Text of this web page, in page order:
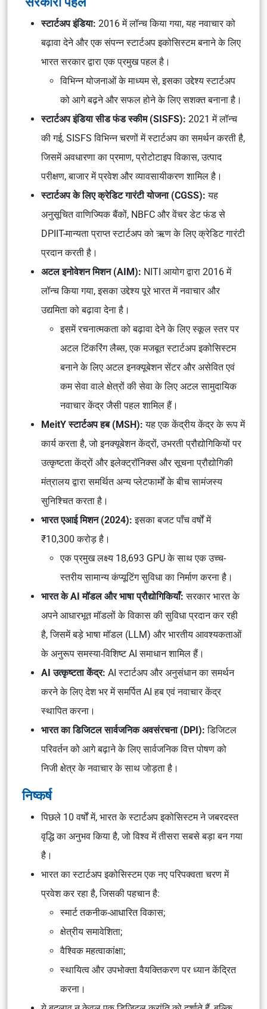
स्टार्टअप इंडिया: 2016 में लॉन्च किया गया, यह नवाचार को
बढ़ावा देने और एक संपन्न स्टार्टअप इकोसिस्टम बनाने के लिए
भारत सरकार द्वारा एक प्रमुख पहल है।
विभिन्न योजनाओं के माध्यम से, इसका उद्देश्य स्टार्टअप
को आगे बढ़ने और सफल होने के लिए सशक्त बनाना है।
स्टार्टअप इंडिया सीड फंड स्कीम (SISFS): 2021 में लॉन्च
की गई, SISFS विभिन्न चरणों में स्टार्टअप का समर्थन करती है,
जिसमें अवधारणा का प्रमाण, प्रोटोटाइप विकास, उत्पाद
परीक्षण, बाजार में प्रवेश और व्यावसायीकरण शामिल है।
स्टार्टअप के लिए क्रेडिट गारंटी योजना (CGSS):यह
अनुसूचित वाणिज्यिक बैंकों, NBFC और वेंचर डेट फंड से
DPIIT-मान्यता प्राप्त स्टार्टअप को ऋण के लिए क्रेडिट गारंटी
प्रदान करती है।
अटल इनोवेशन मिशन (AIM): NITI आयोग द्वारा 2016 में
लॉन्च किया गया, इसका उद्देश्य पूरे भारत में नवाचार और
उद्यमिता को बढ़ावा देना है।
इसमें रचनात्मकता को बढ़ावा देने के लिए स्कूल स्तर पर
अटल टिंकरिंग लैब्स, एक मजबूत स्टार्टअप इकोसिस्टम
बनाने के लिए अटल इनक्यूबेशन सेंटर और असेवित एवं
कम सेवा वाले क्षेत्रों की सेवा के लिए अटल सामुदायिक
नवाचार केंद्र जैसी पहल शामिल हैं।
MeitY स्टार्टअप हब (MSH):यह एक केंद्रीय केंद्र के रूप में
कार्य करता है, जो इनक्यूबेशन केंद्रों, उभरती प्रौद्योगिकियों पर
उत्कृष्टता केंद्रों और इलेक्ट्रॉनिक्स और सूचना प्रौद्योगिकी
मंत्रालय द्वारा समर्थित अन्य प्लेटफार्मों के बीच सामंजस्य
सुनिश्चित करता है।
भारत एआई मिशन (2024):इसका बजट पाँच वर्षों में
₹10,300 करोड़ है।
एक प्रमुख लक्ष्य 18,693 GPU के साथ एक उच्च-
स्तरीय सामान्य कंप्यूटिंग सुविधा का निर्माण करना है।
भारत के AI मॉडल और भाषा प्रौद्योगिकियाँ:सरकार भारत के
अपने आधारभूत मॉडलों के विकास की सुविधा प्रदान कर रही
है, जिसमें बड़े भाषा मॉडल (LLM) और भारतीय आवश्यकताओं
के अनुरूप समस्या-विशिष्ट AI समाधान शामिल हैं।
AI उत्कृष्टता केंद्र: AI स्टार्टअप और अनुसंधान का समर्थन
करने के लिए देश भर में समर्पित AI हब एवं नवाचार केंद्र
स्थापित करना।
भारत का डिजिटल सार्वजनिक अवसंरचना (DPI): डिजिटल
परिवर्तन को आगे बढ़ाने के लिए सार्वजनिक वित्त पोषण को
निजी क्षेत्र के नवाचार के साथ जोड़ता है।
निष्कर्ष
पिछले 10 वर्षों में, भारत के स्टार्टअप इकोसिस्टम ने जबरदस्त
वृद्धि का अनुभव किया है, जो विश्व में तीसरा सबसे बड़ा बन गया
है।
भारत का स्टार्टअप इकोसिस्टम एक नए परिपक्वता चरण में
प्रवेश कर रहा है, जिसकी पहचान है:
स्मार्ट तकनीक-आधारित विकास;
क्षेत्रीय समावेशिता;
वैश्विक महत्वाकांक्षा;
स्थायित्व और उपभोक्ता वैयक्तिकरण पर ध्यान केंद्रित
करना।